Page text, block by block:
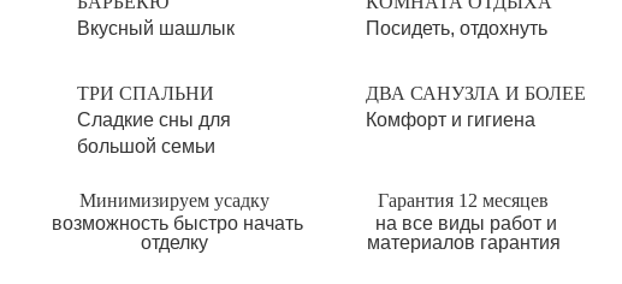
Вкусный шашлык
Посидеть, отдохнуть
ТРИ СПАЛЬНИ
Сладкие сны для
большой семьи
ДВА САНУЗЛА И БОЛЕЕ
Комфорт и гигиена
Минимизируем усадку
возможность быстро начать
отделку
Гарантия 12 месяцев
на все виды работ и
материалов гарантия